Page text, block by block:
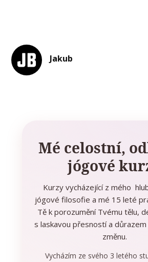
Jakub
Mé celostní,
jógové
Kurzy vycházející z mého
jógové filosofie a mé 15 leté
Tě k porozumění Tvému tělu,
s laskavou přesností a důrazem
změnu.
Vycházím ze svého 3 letého